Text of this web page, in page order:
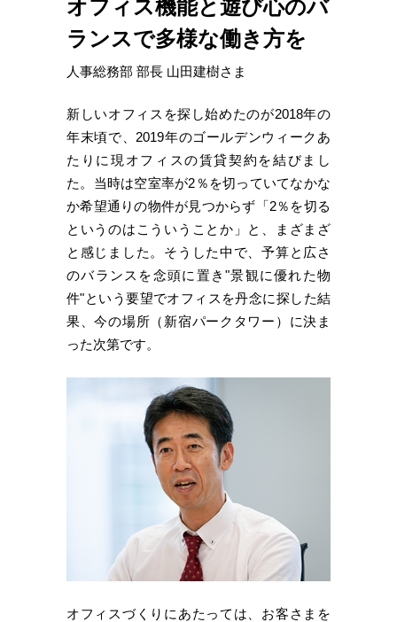
オフィス機能と遊び心のバ
ランスで多様な働き方を
人事総務部 部長 山田建樹さま
新しいオフィスを探し始めたのが2018年の
年末頃で、2019年のゴールデンウィークあ
たりに現オフィスの賃貸契約を結びまし
た。当時は空室率が2％を切っていてなかな
か希望通りの物件が見つからず「2％を切る
というのはこういうことか」と、まざまざ
と感じました。そうした中で、予算と広さ
のバランスを念頭に置き"景観に優れた物
件"という要望でオフィスを丹念に探した結
果、今の場所（新宿パークタワー）に決ま
った次第です。
オフィスづくりにあたっては、お客さまを